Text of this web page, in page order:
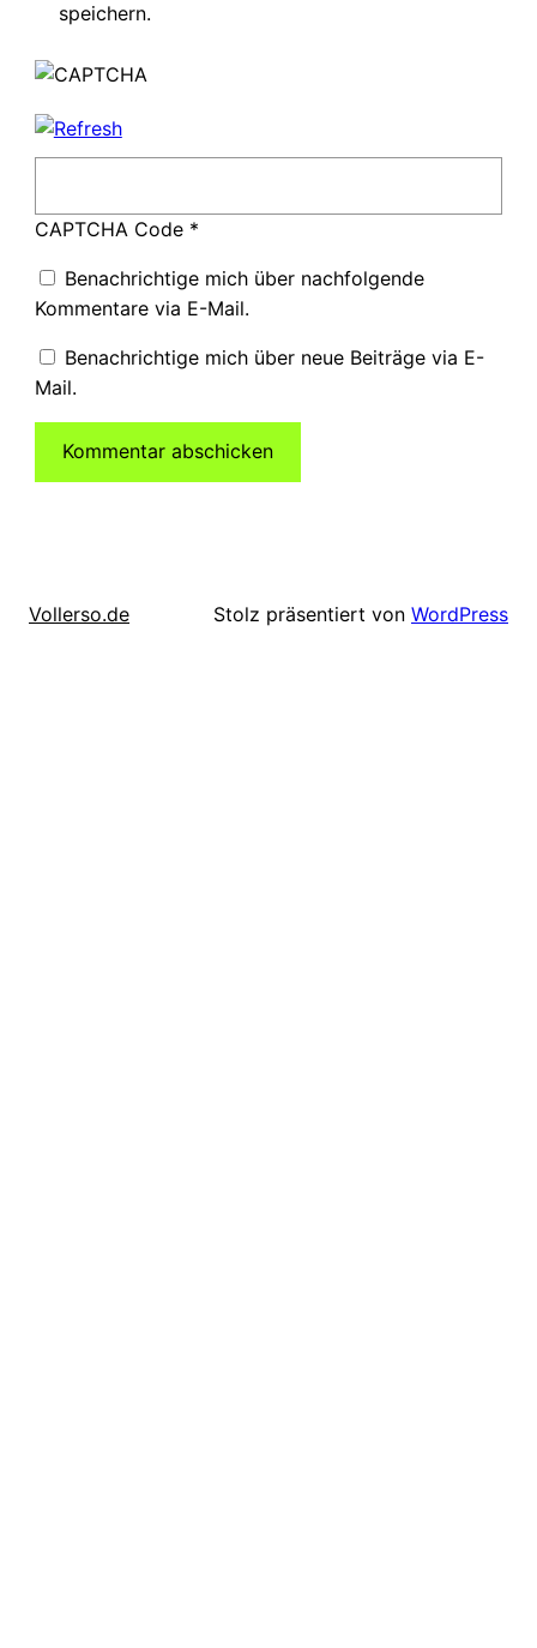
speichern.
CAPTCHA Code*
Benachrichtige mich über nachfolgende
Kommentare via E-Mail.
Benachrichtige mich über neue Beiträge via E-
Mail.
Vollerso.de Stolz präsentiert von WordPress